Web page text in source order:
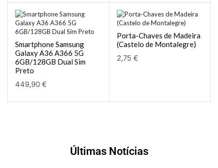
Smartphone Samsung
Galaxy A36 A366 5G
6GB/128GB Dual Sim
Preto
449,90 €
Porta-Chaves de Madeira
(Castelo de Montalegre)
2,75 €
Últimas Notícias